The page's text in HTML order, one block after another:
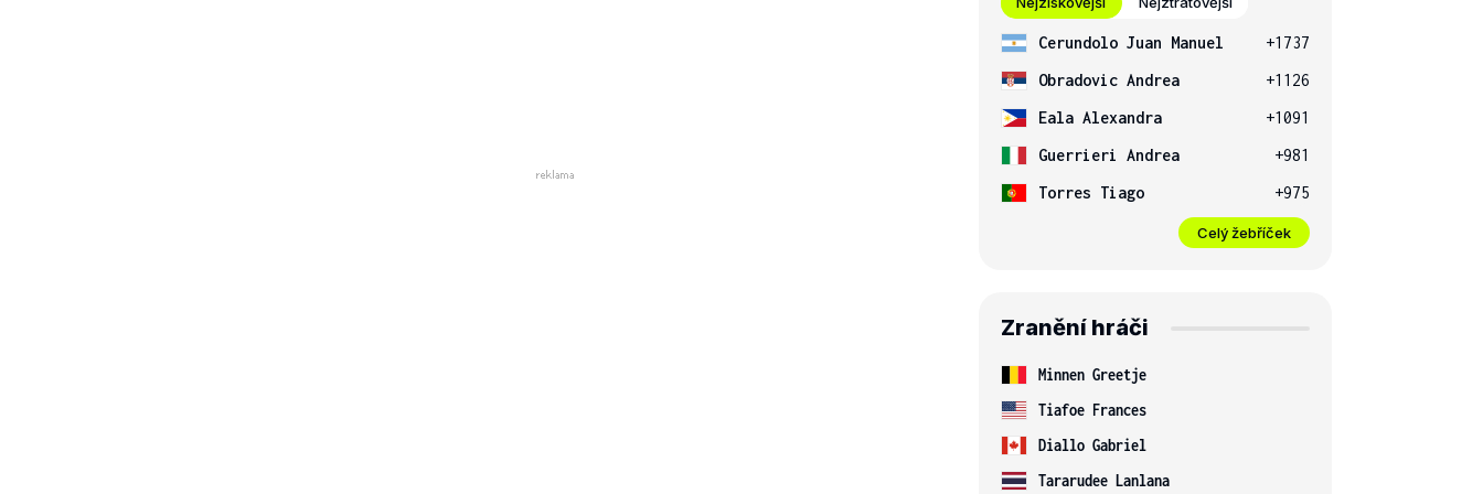
Cerundolo Juan Manuel
+1737
Obradovic Andrea
+1126
Eala Alexandra
+1091
Guerrieri Andrea
+981
Torres Tiago
+975
Celý žebříček
Zranění hráči
Minnen Greetje
Tiafoe Frances
Diallo Gabriel
Tararudee Lanlana